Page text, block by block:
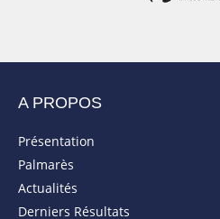
A PROPOS
Présentation
Palmarès
Actualités
Derniers Résultats